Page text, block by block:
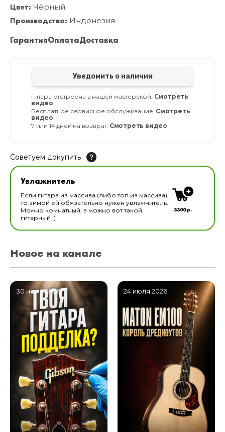
Цвет: Чёрный
Производство: Индонезия
ГарантияОплатаДоставка
Уведомить о наличии
Гитара отстроена в нашей мастерской. Смотреть
видео
Бесплатное сервисное обслуживание. Смотреть
видео
7 или 14 дней на возврат. Смотреть видео
Советуем докупить
Увлажнитель для музыкальных инструментов
В наличии
Увлажнитель
Если гитара из массива (либо топ из массива),
то зимой ей обязательно нужен увлажнитель.
Можно комнатный, а можно вот такой,
гитарный :)
3300 р.
Новое на канале
30 июля 2026 24 июля 2026